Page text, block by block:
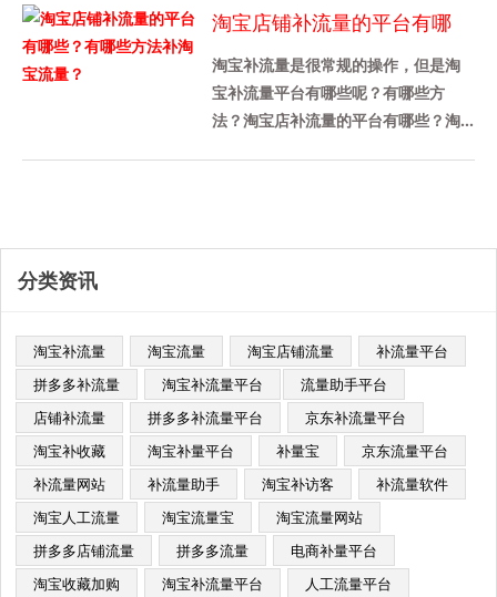
补......
淘宝店铺补流量的平台有哪
些？有哪些方法补淘宝流量？
淘宝补流量是很常规的操作，但是淘
宝补流量平台有哪些呢？有哪些方
法？淘宝店补流量的平台有哪些？淘
分类资讯
淘宝补流量 淘宝流量 淘宝店铺流量
补流量平台
拼多多补流量
淘宝补流量平台​
流量助手平台
店铺补流量
拼多多补流量平台
京东补流量平台
淘宝补收藏
淘宝补量平台 补量宝
京东流量平台
补流量网站
补流量助手 淘宝补访客
补流量软件
淘宝人工流量
淘宝流量宝
淘宝流量网站
拼多多店铺流量
拼多多流量
电商补量平台
淘宝收藏加购
淘宝补流量平台
人工流量平台